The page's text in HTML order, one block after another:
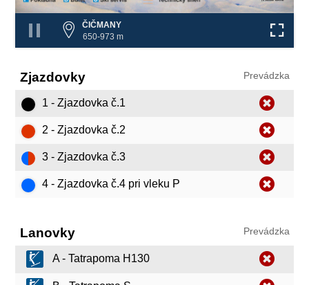
ČIČMANY
650-973 m
Zjazdovky Prevádzka
1 - Zjazdovka č.1
2 - Zjazdovka č.2
3 - Zjazdovka č.3
4 - Zjazdovka č.4 pri vleku P
Lanovky Prevádzka
A - Tatrapoma H130